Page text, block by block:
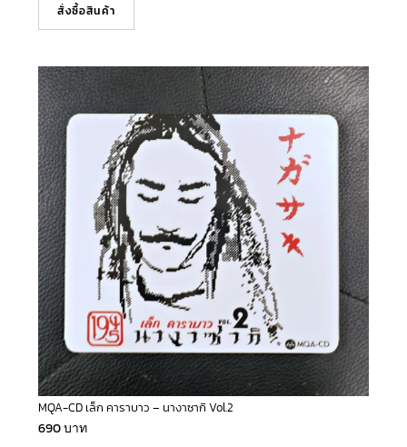
สั่งซื้อสินค้า
MQA-CD เล็ก คาราบาว – นางาซากิ Vol.2
690บาท